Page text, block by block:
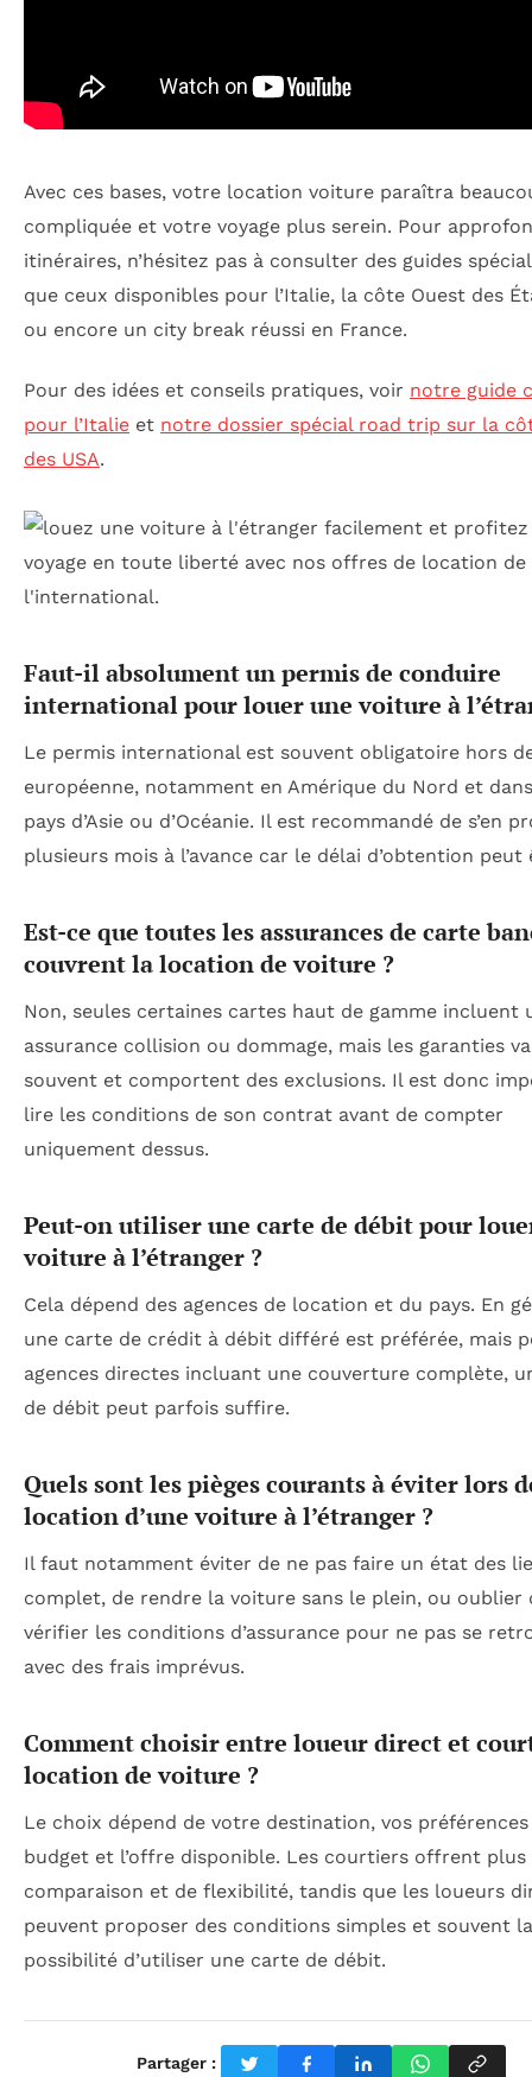
Avec ces bases, votre location voiture paraîtra
compliquée et votre voyage plus serein. Pour
itinéraires, n’hésitez pas à consulter des guides
que ceux disponibles pour l’Italie, la côte Ouest des
ou encore un city break réussi en France.
Pour des idées et conseils pratiques, voir notre guide
pour l’Italie et notre dossier spécial road trip sur la
des USA.
Faut-il absolument un permis de conduire
international pour louer une voiture à
Le permis international est souvent obligatoire hors
européenne, notamment en Amérique du Nord et
pays d’Asie ou d’Océanie. Il est recommandé de s’en
plusieurs mois à l’avance car le délai d’obtention peut
Est-ce que toutes les assurances de carte
couvrent la location de voiture ?
Non, seules certaines cartes haut de gamme incluent
assurance collision ou dommage, mais les garanties
souvent et comportent des exclusions. Il est donc
lire les conditions de son contrat avant de compter
uniquement dessus.
Peut-on utiliser une carte de débit pour
voiture à l’étranger ?
Cela dépend des agences de location et du pays. En
une carte de crédit à débit différé est préférée, mais
agences directes incluant une couverture complète,
de débit peut parfois suffire.
Quels sont les pièges courants à éviter lors
location d’une voiture à l’étranger ?
Il faut notamment éviter de ne pas faire un état des
complet, de rendre la voiture sans le plein, ou oublier
vérifier les conditions d’assurance pour ne pas se
avec des frais imprévus.
Comment choisir entre loueur direct et
location de voiture ?
Le choix dépend de votre destination, vos préférences
budget et l’offre disponible. Les courtiers offrent plus
comparaison et de flexibilité, tandis que les loueurs
peuvent proposer des conditions simples et souvent la
possibilité d’utiliser une carte de débit.
Partager :